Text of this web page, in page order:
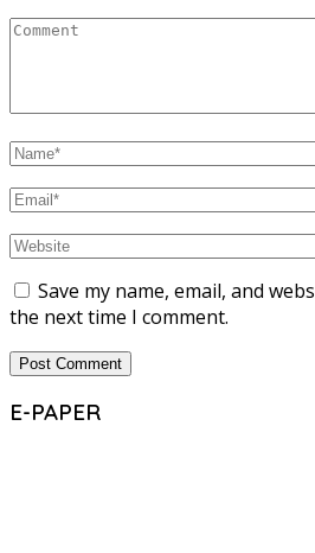
Save my name, email, and
the next time I comment.
E-PAPER